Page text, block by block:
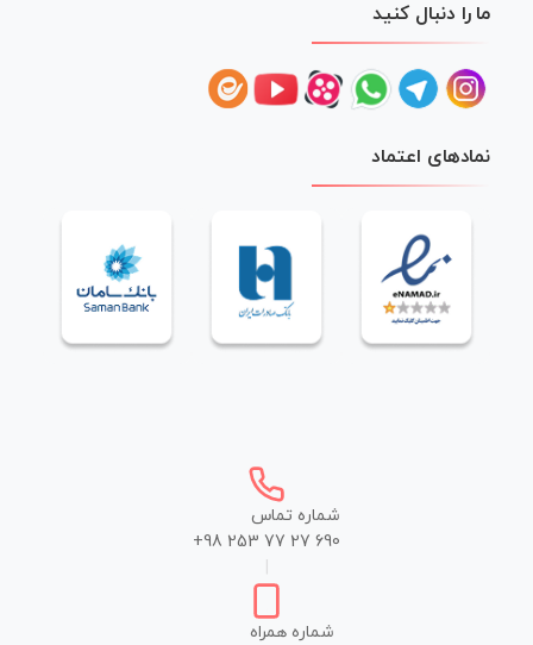
ما را دنبال کنید
نمادهای اعتماد
شماره تماس
+98 253 77 27 690
شماره همراه